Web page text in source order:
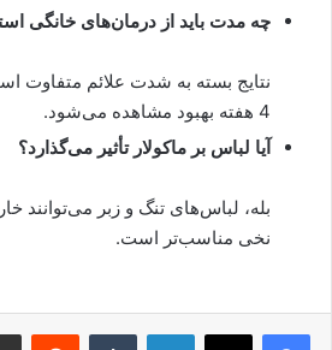
چه مدت باید از درمان‌های خانگی
4 هفته بهبود مشاهده می‌شود.
آیا لباس بر ماکولار تأثیر می‌گذارد؟
بله، لباس‌های تنگ و زبر می‌توانند
نخی مناسب‌تر است.
لینکدین ‫تامبلر